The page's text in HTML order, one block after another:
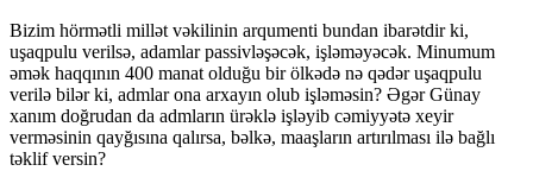
Bizim hörmətli millət vəkilinin arqumenti bundan ibarətdir ki,
uşaqpulu verilsə, adamlar passivləşəcək, işləməyəcək. Minumum
əmək haqqının 400 manat olduğu bir ölkədə nə qədər uşaqpulu
verilə bilər ki, admlar ona arxayın olub işləməsin? Əgər Günay
xanım doğrudan da admların ürəklə işləyib cəmiyyətə xeyir
verməsinin qayğısına qalırsa, bəlkə, maaşların artırılması ilə bağlı
təklif versin?